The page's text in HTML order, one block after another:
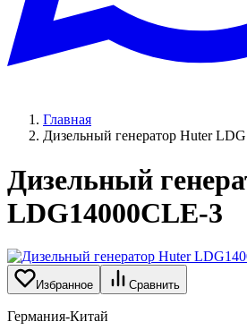
Главная
Дизельный генератор Huter
Дизельный
LDG14000CLE-3
Избранное Сравнить
Германия-Китай